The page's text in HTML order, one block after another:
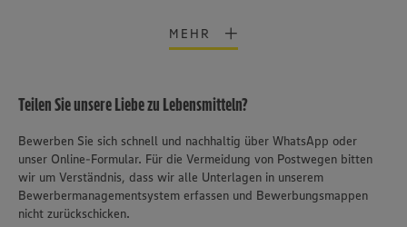
MEHR
Teilen Sie unsere Liebe zu Lebensmitteln?
Bewerben Sie sich schnell und nachhaltig über WhatsApp oder
unser Online-Formular. Für die Vermeidung von Postwegen bitten
wir um Verständnis, dass wir alle Unterlagen in unserem
Bewerbermanagementsystem erfassen und Bewerbungsmappen
nicht zurückschicken.